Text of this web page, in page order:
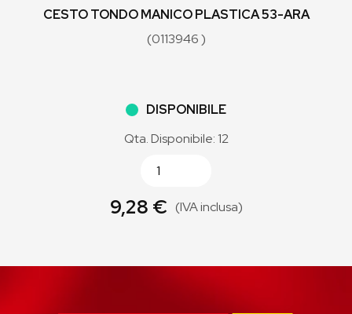
CESTO TONDO MANICO PLASTICA 53-ARA
(0113946 )
DISPONIBILE
Qta. Disponibile: 12
9,28 € (IVA inclusa)